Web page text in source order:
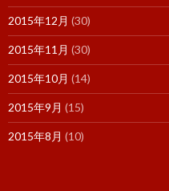
2015年12月 (30)
2015年11月 (30)
2015年10月 (14)
2015年9月 (15)
2015年8月 (10)